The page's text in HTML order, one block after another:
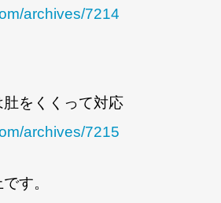
archives/7214
をくくって対応
archives/7215
す。